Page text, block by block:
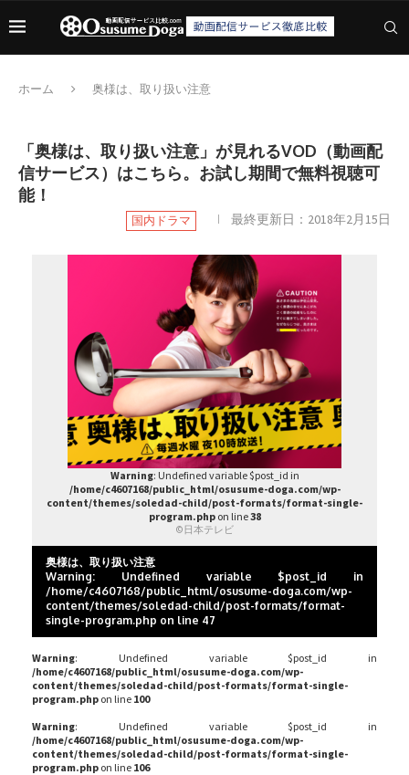
ホーム 奥様は、取り扱い注意
「奥様は、取り扱い注意」が見れるVOD（動画配
信サービス）はこちら。お試し期間で無料視聴可
能！
国内ドラマ 最終更新日： 2018年2月15日
Warning: Undefined variable $post_id in
/home/c4607168/public_html/osusume-doga.com/wp-
content/themes/soledad-child/post-formats/format-single-
program.phpon line38
©日本テレビ
奥様は、取り扱い注意
Warning: Undefined variable $post_id in
/home/c4607168/public_html/osusume-doga.com/wp-
content/themes/soledad-child/post-formats/format-
single-program.php on line 47
Warning: Undefined variable $post_id in
/home/c4607168/public_html/osusume-doga.com/wp-
content/themes/soledad-child/post-formats/format-single-
program.php on line 100
Warning: Undefined variable $post_id in
/home/c4607168/public_html/osusume-doga.com/wp-
content/themes/soledad-child/post-formats/format-single-
program.php on line 106